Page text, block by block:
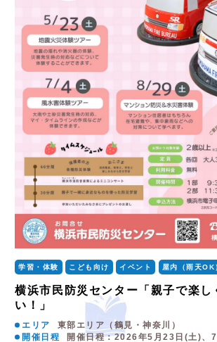
学習・体験 こども向け イベント 屋内（雨天OK
横浜市民防災センター「親子で楽し
い！」
エリア
東部エリア（鶴見・神奈川）
開催日程
開催日程：2026年5月23日(土)、